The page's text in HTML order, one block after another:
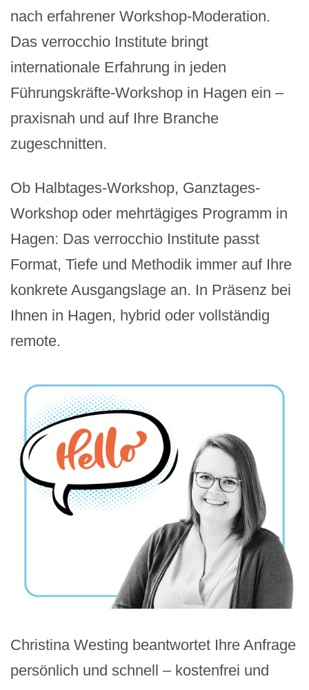
nach erfahrener Workshop-Moderation.
Das verrocchio Institute bringt
internationale Erfahrung in jeden
Führungskräfte-Workshop in Hagen ein –
praxisnah und auf Ihre Branche
zugeschnitten.
Ob Halbtages-Workshop, Ganztages-
Workshop oder mehrtägiges Programm in
Hagen: Das verrocchio Institute passt
Format, Tiefe und Methodik immer auf Ihre
konkrete Ausgangslage an. In Präsenz bei
Ihnen in Hagen, hybrid oder vollständig
remote.
Christina Westing beantwortet Ihre Anfrage
persönlich und schnell – kostenfrei und